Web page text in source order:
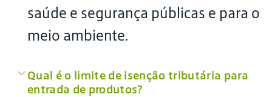
saúde e segurança públicas e para o
meio ambiente.
Qual é o limite de isenção tributária para
entrada de produtos?